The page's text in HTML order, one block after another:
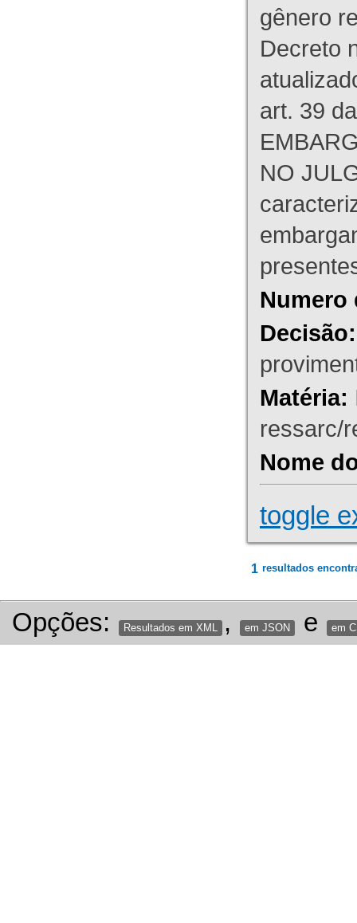
gênero
Decreto
art. 39
NO
Numero
Decisão:
Matéria:
ressarc/
Nome
toggle
1 resultados
Opções: Resultados em XML , em JSON e em